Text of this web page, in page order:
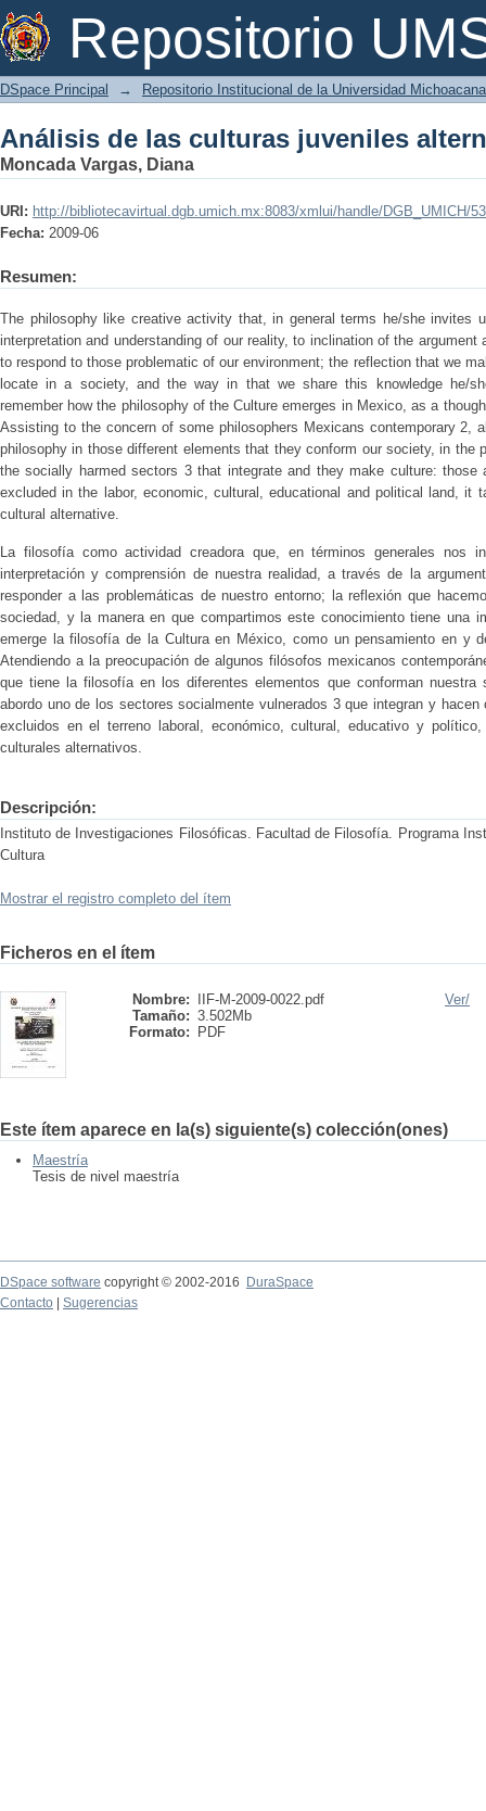
Repositorio
Análisis de las culturas juveniles
DSpace Principal → Repositorio Institucional de la Universidad
Análisis de las culturas juveniles
Moncada Vargas, Diana
URI: http://bibliotecavirtual.dgb.umich.mx:8083/xmlui/handle/DGB_UMICH/53
Fecha: 2009-06
Resumen:
The philosophy like creative activity that, in general terms he/she
interpretation and understanding of our reality, to inclination of the argument
to respond to those problematic of our environment; the reflection that we
locate in a society, and the way in that we share this knowledge he/
remember how the philosophy of the Culture emerges in Mexico, as a
Assisting to the concern of some philosophers Mexicans contemporary 2,
philosophy in those different elements that they conform our society, in the
the socially harmed sectors 3 that integrate and they make culture:
excluded in the labor, economic, cultural, educational and political land, it
cultural alternative.
La filosofía como actividad creadora que, en términos generales
interpretación y comprensión de nuestra realidad, a través de la
responder a las problemáticas de nuestro entorno; la reflexión que
sociedad, y la manera en que compartimos este conocimiento tiene una
emerge la filosofía de la Cultura en México, como un pensamiento en y
Atendiendo a la preocupación de algunos filósofos mexicanos
que tiene la filosofía en los diferentes elementos que conforman nuestra
abordo uno de los sectores socialmente vulnerados 3 que integran y
excluidos en el terreno laboral, económico, cultural, educativo y
culturales alternativos.
Descripción:
Instituto de Investigaciones Filosóficas. Facultad de Filosofía. Programa
Cultura
Mostrar el registro completo del ítem
Ficheros en el ítem
Nombre:
IIF-M-2009-0022.pdf
Tamaño: 3.502Mb
Formato:
PDF
Ver/
Este ítem aparece en la(s) siguiente(s) colección(ones)
Maestría
Tesis de nivel maestría
DSpace software copyright © 2002-2016
DuraSpace
Contacto
Sugerencias